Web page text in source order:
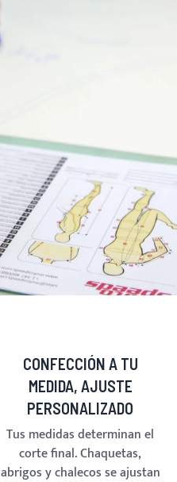
CONFECCIÓN A TU
MEDIDA, AJUSTE
PERSONALIZADO
Tus medidas determinan el
corte final. Chaquetas,
abrigos y chalecos se ajustan